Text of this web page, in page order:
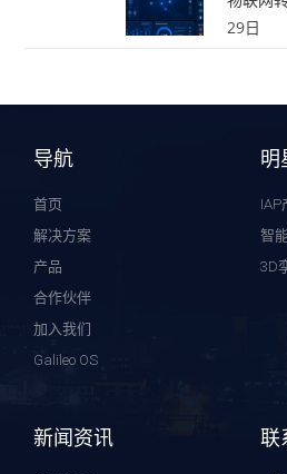
29日
导航
首页
解决方案
产品
合作伙伴
加入我们
Galileo OS
明
IAP
智
3D
新闻资讯 联